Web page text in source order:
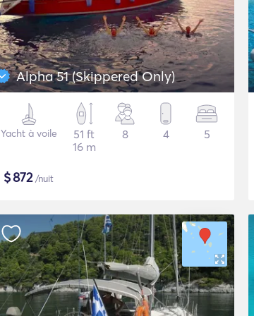
Alpha 51 (Skippered Only)
Yacht à voile
51 ft
16 m
8 4 5
$872/nuit